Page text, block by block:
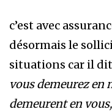
c’est avec
désormais le
situations car il dit
vous demeurez en
demeurent en